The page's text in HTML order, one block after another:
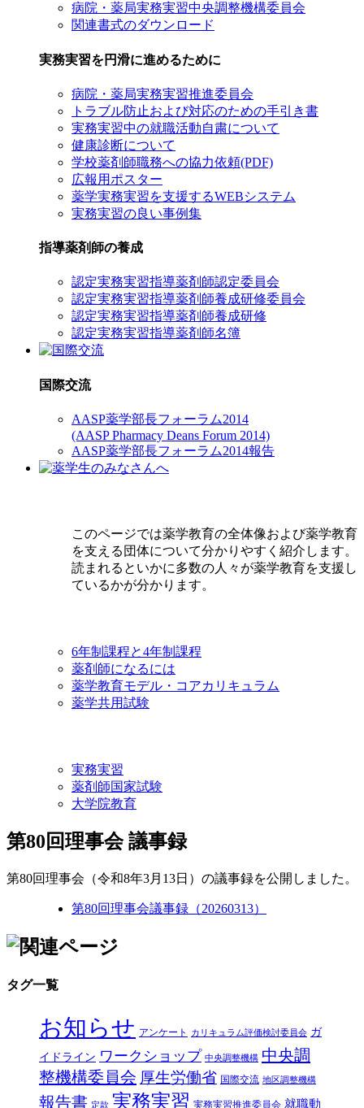
病院・薬局実務実習中央調整機構委員会
関連書式のダウンロード
実務実習を円滑に進めるために
病院・薬局実務実習推進委員会
トラブル防止および対応のための手引き書
実務実習中の就職活動自粛について
健康診断について
学校薬剤師職務への協力依頼(PDF)
広報用ポスター
薬学実務実習を支援するWEBシステム
実務実習の良い事例集
指導薬剤師の養成
認定実務実習指導薬剤師認定委員会
認定実務実習指導薬剤師養成研修委員会
認定実務実習指導薬剤師養成研修
認定実務実習指導薬剤師名簿
国際交流
AASP薬学部長フォーラム2014
(AASP Pharmacy Deans Forum 2014)
AASP薬学部長フォーラム2014報告
このページでは薬学教育の全体像および薬学教育
を支える団体について分かりやすく紹介します。
読まれるといかに多数の人々が薬学教育を支援し
ているかが分かります。
6年制課程と4年制課程
薬剤師になるには
薬学教育モデル・コアカリキュラム
薬学共用試験
実務実習
薬剤師国家試験
大学院教育
第80回理事会 議事録
第80回理事会（令和8年3月13日）の議事録を公開しました。
第80回理事会議事録（20260313）
タグ一覧
お知らせ アンケート カリキュラム評価検討委員会 ガ
イドライン ワークショップ 中央調整機構 中央調
整機構委員会 厚生労働省 国際交流 地区調整機構
報告書 定款 実務実習 実務実習推進委員会 就職動